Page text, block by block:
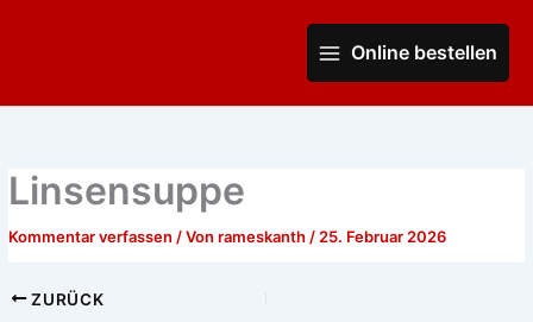
Main
MenuOnline bestellen
Linsensuppe
Kommentar verfassen / Vonrameskanth / 25. Februar 2026
ZURÜCK